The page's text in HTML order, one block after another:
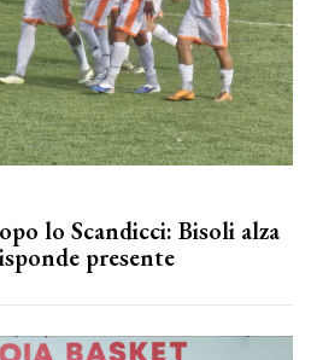
lo Scandicci: Bisoli alza
presente